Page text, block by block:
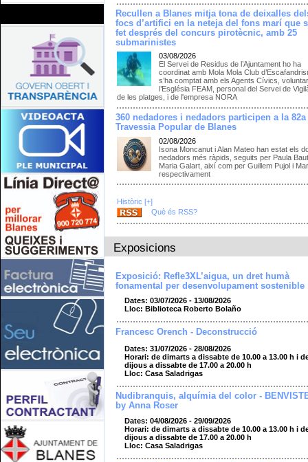
Recullen a Blanes mitja tona de deixalles
focs d’artifici en la neteja del fons marí que
fet després del concurs pirotècnic, amb 25
submarinistes
03/08/2026
El Servei de Residus de l’Ajuntament ho ha
coordinat amb Mola Mola Club
s’ha comptat amb els Agents Cívics,
l’Església FEAM, personal del Servei de
de les platges, i de l'empresa NORA
360 nedadores i nedadors participen a la 82a
Travessia Popular de Blanes
02/08/2026
Isona Moncanut i Alan Mateo han estat els
nedadors més ràpids, seguits per Paula
Maria Galart, així com per Guillem Pujol i
respectivament
Històric [+]
Què és RSS?
Exposicions
Exposició: Refle3XL’aigua, un dret humà
fonamental per desenvolupament sostenible
Dates: 03/07/2026 - 13/08/2026
Lloc: Biblioteca Roberto Bolaño
Francesc Orench - Deconstrucció
Dates: 31/07/2026 - 28/08/2026
Horari: de dimarts a dissabte de 10.00 a 13.00 h i
dijous a dissabte de 17.00 a 20.00 h
Lloc: Casa Saladrigas
Nudibranquis, alquímia del color -
by Anna Roser
Dates: 04/08/2026 - 29/09/2026
Horari: de dimarts a dissabte de 10.00 a 13.00 h i
dijous a dissabte de 17.00 a 20.00 h
Lloc: Casa Saladrigas